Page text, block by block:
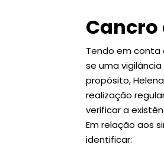
Tendo em conta
se uma
propósito,
realização
verificar a
Em relação aos
identificar: